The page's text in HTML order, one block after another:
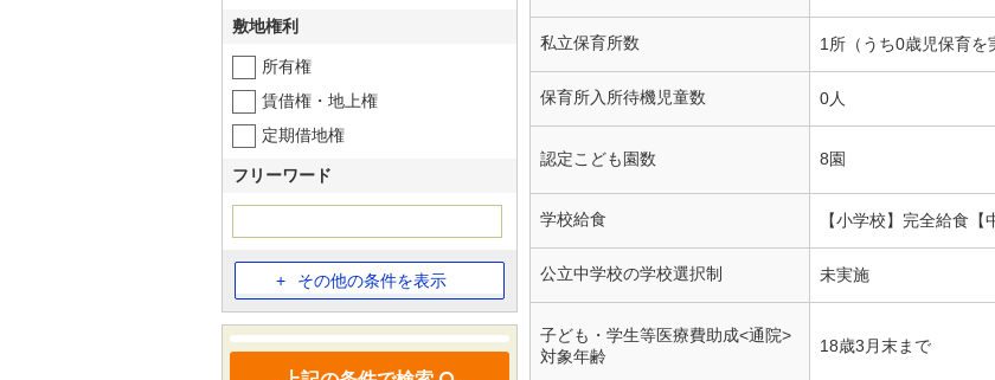
私立保育所数 1所（うち0歳児保育を
保育所入所待機児童数 0人
認定こども園数 8園
学校給食 【小学校】完全給食【
公立中学校の学校選択制 未実施
子ども・学生等医療費助成<通院>
対象年齢
18歳3月末まで
敷地権利
所有権
賃借権・地上権
定期借地権
フリーワード
その他の条件を表示